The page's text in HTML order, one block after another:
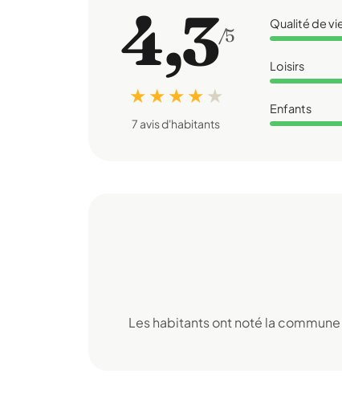
4,3/5
★ ★ ★ ★ ★
7 avis d'habitants
Qualité de
Loisirs
Enfants
Les habitants ont noté la